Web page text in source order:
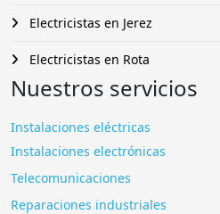
Electricistas en Jerez
Electricistas en Rota
Nuestros servicios
Instalaciones eléctricas
Instalaciones electrónicas
Telecomunicaciones
Reparaciones industriales